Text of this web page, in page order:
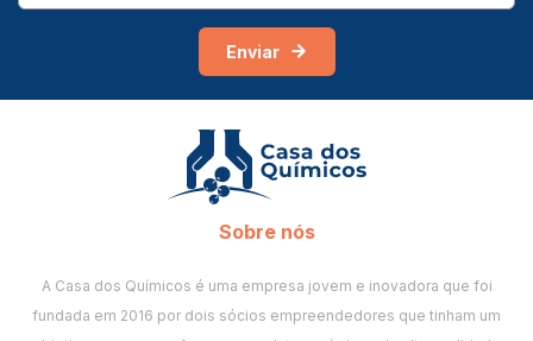
Enviar
Sobre nós
A Casa dos Químicos é uma empresa jovem e inovadora que foi
fundada em 2016 por dois sócios empreendedores que tinham um